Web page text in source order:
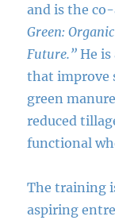
and is the
Green:
Future.” He
that improve
green
reduced
functional
The training
aspiring